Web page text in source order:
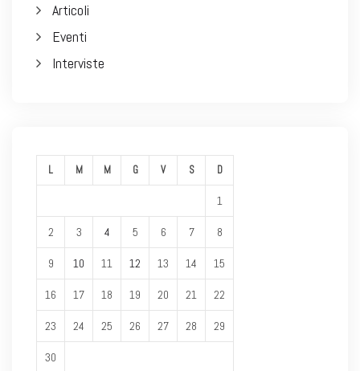
Articoli
Eventi
Interviste
L M M G V S D
1
2 3 4 5 6 7 8
9 10 11 12 13 14 15
16 17 18 19 20 21 22
23 24 25 26 27 28 29
30